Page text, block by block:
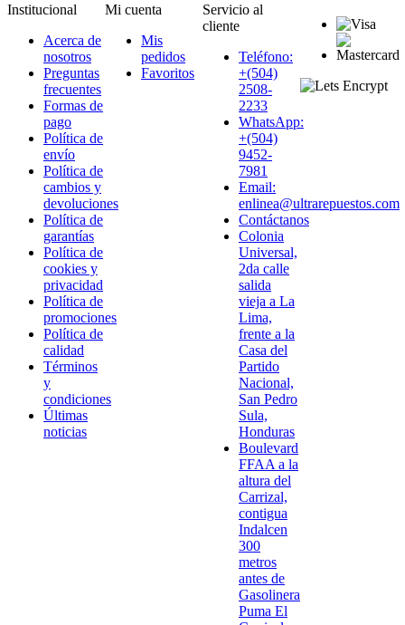
Institucional
Acerca de
nosotros
Preguntas
frecuentes
Formas de
pago
Política de
envío
Política de
cambios y
devoluciones
Política de
garantías
Política de
cookies y
privacidad
Política de
promociones
Política de
calidad
Términos
y
condiciones
Últimas
noticias
Mi cuenta
Mis
pedidos
Favoritos
Servicio al
cliente
Teléfono:
+(504)
2508-
2233
WhatsApp:
+(504)
9452-
7981
Email:
enlinea@ultrarepuestos.com
Contáctanos
Colonia
Universal,
2da calle
salida
vieja a La
Lima,
frente a la
Casa del
Partido
Nacional,
San Pedro
Sula,
Honduras
Boulevard
FFAA a la
altura del
Carrizal,
contigua
Indalcen
300
metros
antes de
Gasolinera
Puma El